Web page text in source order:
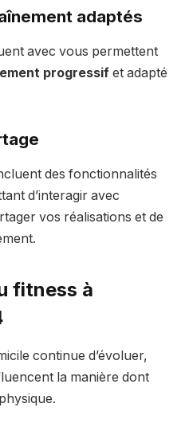
adaptés
avec vous permettent
progressif et adapté
des fonctionnalités
d’interagir avec
vos réalisations et de
fitness à
continue d’évoluer,
la manière dont